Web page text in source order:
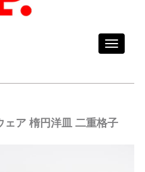
Toggle
ェア 楕円洋皿 二重格子